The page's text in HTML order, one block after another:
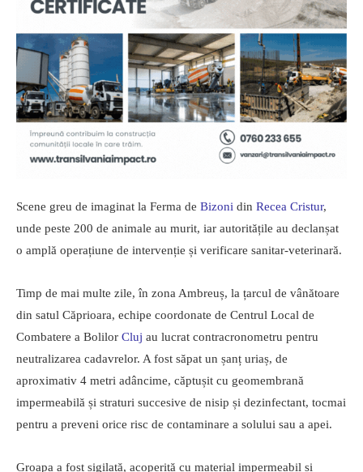
Scene greu de imaginat la Ferma de Bizoni din Recea Cristur,
unde peste 200 de animale au murit, iar autoritățile au declanșat
o amplă operațiune de intervenție și verificare sanitar-veterinară.
Timp de mai multe zile, în zona Ambreuș, la țarcul de vânătoare
din satul Căprioara, echipe coordonate de Centrul Local de
Combatere a Bolilor Cluj au lucrat contracronometru pentru
neutralizarea cadavrelor. A fost săpat un șanț uriaș, de
aproximativ 4 metri adâncime, căptușit cu geomembrană
impermeabilă și straturi succesive de nisip și dezinfectant, tocmai
pentru a preveni orice risc de contaminare a solului sau a apei.
Groapa a fost sigilată, acoperită cu material impermeabil și